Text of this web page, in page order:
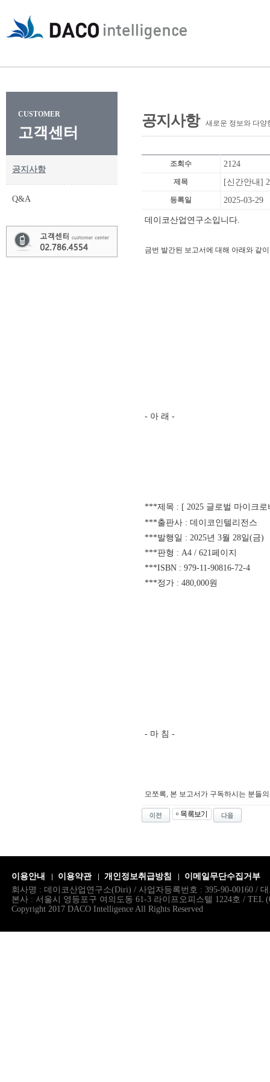
CUSTOMER
고객센터
공지사항
Q&A
공지사항 새로운 정보와 다양
조회수 2124
제목 [신간안내]
등록일 2025-03-29
데이코산업연구소입니다.
금번 발간된 보고서에 대해 아래와 같
- 아 래 -
***제목 : [ 2025 글로벌 마이크
***출판사 : 데이코인텔리전스
***발행일 : 2025년 3월 28일(금)
***판형 : A4 / 621페이지
***ISBN : 979-11-90816-72-4
***정가 : 480,000원
- 마 침 -
모쪼록, 본 보고서가 구독하시는 분들
이용안내 이용약관 개인정보취급방침
이메일무단수집거부
회사명 : 데이코산업연구소(Diri) / 사업자등록번호 : 395-90-00160 /
본사 : 서울시 영등포구 여의도동 61-3 라이프오피스텔 1224호 / TEL
Copyright 2017 DACO Intelligence All Rights Reserved